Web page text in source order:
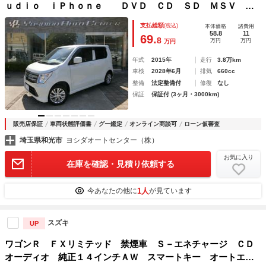
ｕｄｉｏ ｉＰｈｏｎｅ ＤＶＤ ＣＤ ＳＤ ＭＳＶ Ｈ
ＤＭＩ ＵＳＢ ＡＵＸ レーダーブレーキサポート シート
ヒーター ＥＳＰ オートエアコン 禁煙車
支払総額(税込)
69.8 万円
本体価格
58.8
万円
諸費用
11
万円
年式 2015年 走行
3.8万km
車検
2028年6月 排気
660cc
整備
法定整備付 修復
なし
保証
保証付 (3ヶ月・3000km)
販売店保証 車両状態評価書 グー鑑定 オンライン商談可 ローン仮審査
埼玉県和光市 ヨシダオートセンター（株）
在庫を確認・見積り依頼する
お気に入り
今あなたの他に1人が見ています
UP スズキ
ワゴンＲ ＦＸリミテッド 禁煙車 Ｓ－エネチャージ ＣＤ
オーディオ 純正１４インチＡＷ スマートキー オートエア